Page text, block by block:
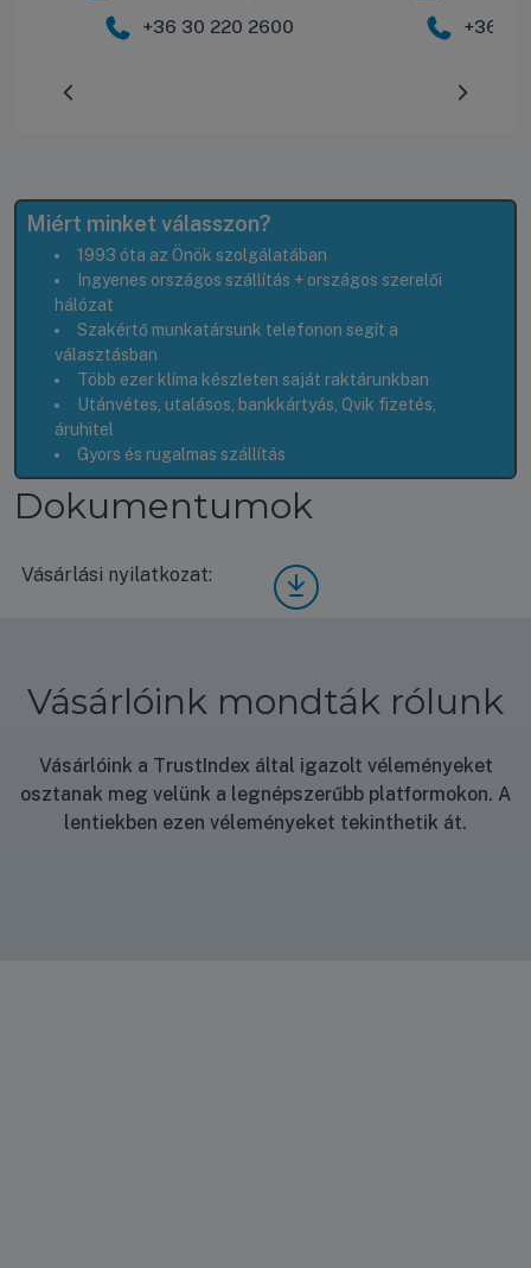
+36 30 220 2600
+36 30
Miért minket válasszon?
1993 óta az Önök szolgálatában
Ingyenes országos szállítás + országos szerelői
hálózat
Szakértő munkatársunk telefonon segít a
választásban
Több ezer klíma készleten saját raktárunkban
Utánvétes, utalásos, bankkártyás, Qvik fizetés,
áruhitel
Gyors és rugalmas szállítás
Dokumentumok
Vásárlási nyilatkozat:
Vásá
rlási
Vásárlóink mondták rólunk
Vásárlóink a TrustIndex által igazolt véleményeket
osztanak meg velünk a legnépszerűbb platformokon. A
lentiekben ezen véleményeket tekinthetik át.